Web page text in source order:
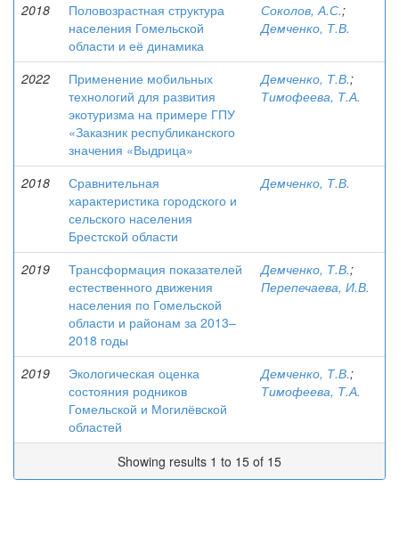
2018
Половозрастная структура
населения Гомельской
области и её динамика
Соколов, А.С.;
Демченко, Т.В.
2022
Применение мобильных
технологий для развития
экотуризма на примере ГПУ
«Заказник республиканского
значения «Выдрица»
Демченко, Т.В.;
Тимофеева, Т.А.
2018
Сравнительная
характеристика городского и
сельского населения
Брестской области
Демченко, Т.В.
2019
Трансформация показателей
естественного движения
населения по Гомельской
области и районам за 2013–
2018 годы
Демченко, Т.В.;
Перепечаева, И.В.
2019
Экологическая оценка
состояния родников
Гомельской и Могилёвской
областей
Демченко, Т.В.;
Тимофеева, Т.А.
Showing results 1 to 15 of 15